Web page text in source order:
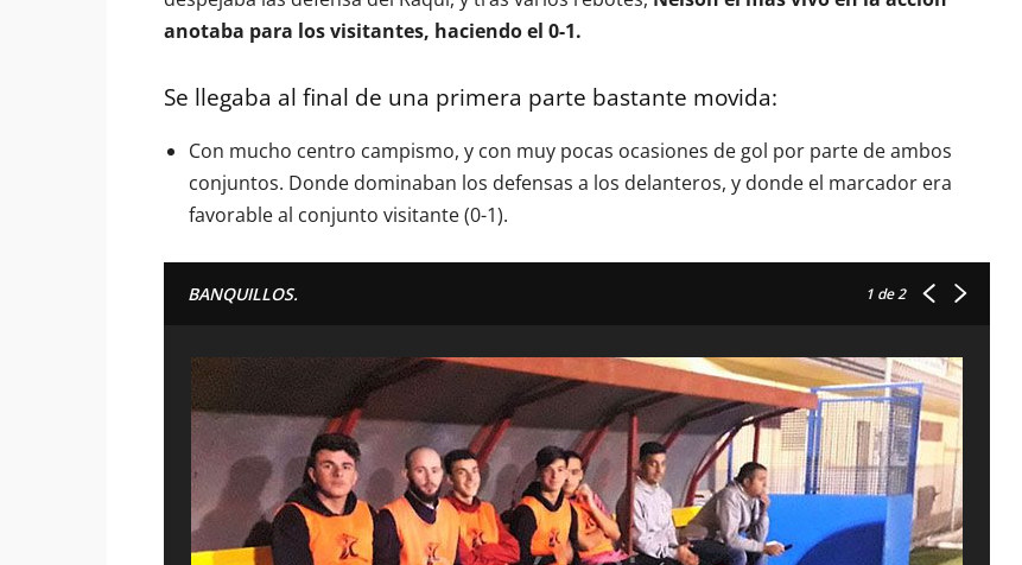
anotaba para los visitantes, haciendo el 0-1.
Se llegaba al final de una primera parte bastante movida:
Con mucho centro campismo, y con muy pocas ocasiones de gol por parte de ambos
conjuntos. Donde dominaban los defensas a los delanteros, y donde el marcador era
favorable al conjunto visitante (0-1).
BANQUILLOS. 1 de 2